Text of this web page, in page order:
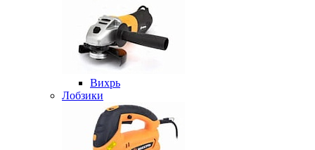
Вихрь
Лобзики